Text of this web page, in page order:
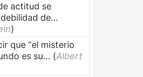
actitud se
de...
)
que “el misterio
es su... (Albert